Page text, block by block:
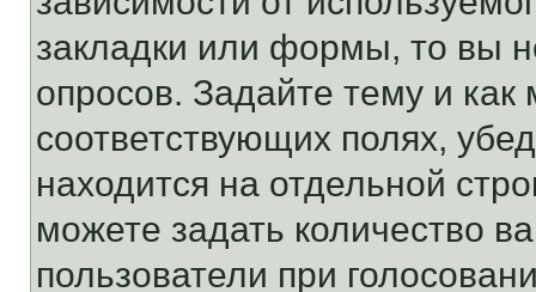
закладки или формы, то вы
опросов. Задайте тему и
соответствующих полях,
находится на отдельной
можете задать количество
пользователи при